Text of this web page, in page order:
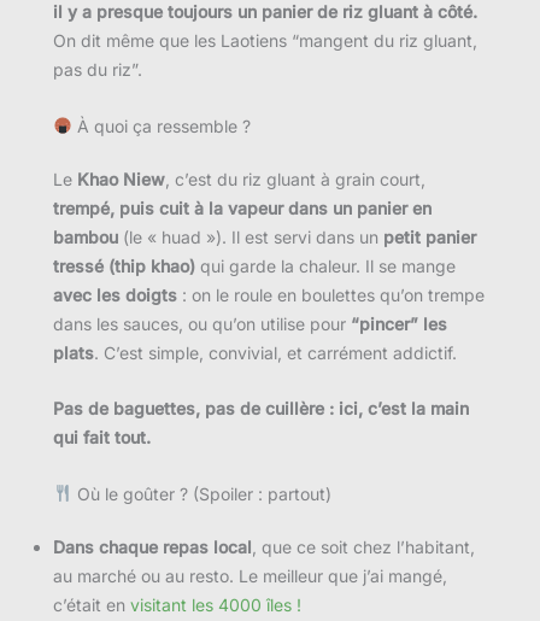
il y a presque toujours un panier de riz gluant à côté.
On dit même que les Laotiens “mangent du riz gluant,
pas du riz”.
À quoi ça ressemble ?
Le Khao Niew , c’est du riz gluant à grain court,
trempé, puis cuit à la vapeur dans un panier en
bambou (le « huad »). Il est servi dans un petit panier
tressé (thip khao) qui garde la chaleur. Il se mange
avec les doigts : on le roule en boulettes qu’on trempe
dans les sauces, ou qu’on utilise pour “pincer” les
plats. C’est simple, convivial, et carrément addictif.
Pas de baguettes, pas de cuillère : ici, c’est la main
qui fait tout.
Où le goûter ? (Spoiler : partout)
Dans chaque repas local , que ce soit chez l’habitant,
au marché ou au resto. Le meilleur que j’ai mangé,
c’était en visitant les 4000 îles !